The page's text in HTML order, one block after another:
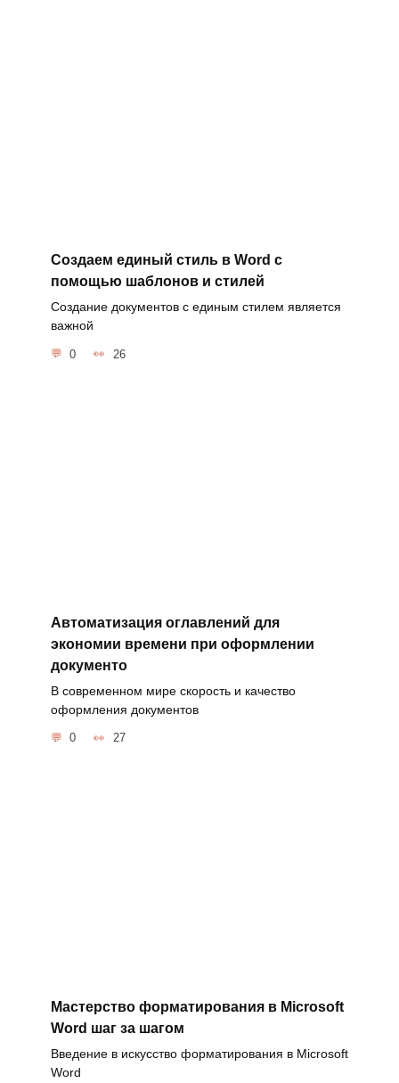
Создаем единый стиль в Word с
помощью шаблонов и стилей
Создание документов с единым стилем является
важной
0 26
Автоматизация оглавлений для
экономии времени при оформлении
документо
В современном мире скорость и качество
оформления документов
0 27
Мастерство форматирования в Microsoft
Word шаг за шагом
Введение в искусство форматирования в Microsoft
Word